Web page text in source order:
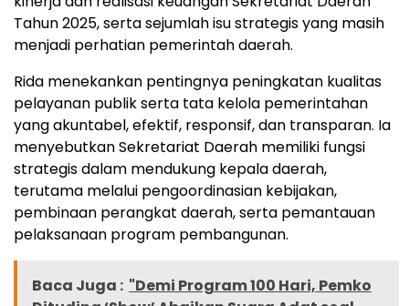
Tahun 2025, serta sejumlah isu strategis yang masih
menjadi perhatian pemerintah daerah.
Rida menekankan pentingnya peningkatan kualitas
pelayanan publik serta tata kelola pemerintahan
yang akuntabel, efektif, responsif, dan transparan. Ia
menyebutkan Sekretariat Daerah memiliki fungsi
strategis dalam mendukung kepala daerah,
terutama melalui pengoordinasian kebijakan,
pembinaan perangkat daerah, serta pemantauan
pelaksanaan program pembangunan.
Baca Juga : "Demi Program 100 Hari, Pemko